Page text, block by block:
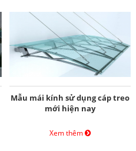
Mẫu mái kính sử dụng cáp treo
mới hiện nay
Xem thêm